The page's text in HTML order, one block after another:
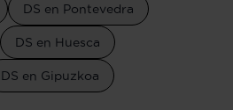
DS en Pontevedra
DS en Huesca
DS en Gipuzkoa